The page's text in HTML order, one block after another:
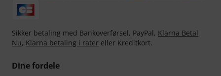
Sikker betaling med Bankoverførsel, PayPal, Klarna Betal
Nu, Klarna betaling i rater eller Kreditkort.
Dine fordele